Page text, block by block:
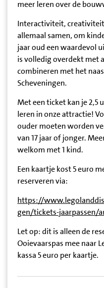
meer leren over de
Interactiviteit,
allemaal samen, om
jaar oud een waardevol
is volledig overdekt met
combineren met het
Scheveningen.
Met een ticket kan je 2,5
leren in onze attractie!
ouder moeten worden
van 17 jaar of jonger.
welkom met 1 kind.
Een kaartje kost 5 euro
reserveren via:
https://
gen/tickets-jaarpassen/
Let op: dit is alleen de
Ooievaarspas mee naar
kassa 5 euro per kaartje.